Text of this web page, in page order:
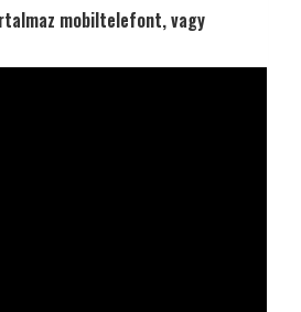
mobiltelefont, vagy